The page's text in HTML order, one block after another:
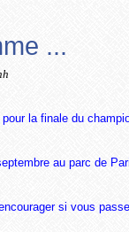
...
la finale du
au parc de
si vous